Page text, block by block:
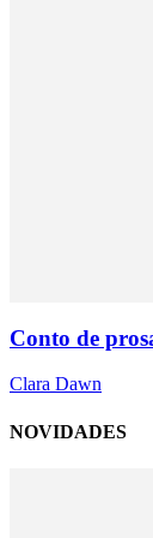
Conto de
Clara Dawn
NOVIDADES